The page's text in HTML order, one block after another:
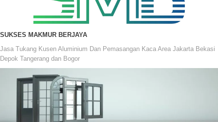
SUKSES MAKMUR BERJAYA
Jasa Tukang Kusen Aluminium Dan Pemasangan Kaca Area Jakarta Bekasi
Depok Tangerang dan Bogor